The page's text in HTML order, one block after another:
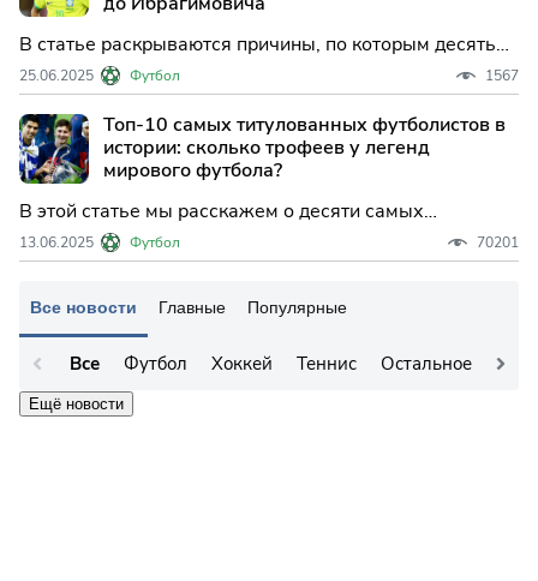
Все новости Главные Популярные
Все Футбол Хоккей Теннис Остальное
Ещё новости
В статье раскрываются причины, по которым десять
звезд мирового футбола, несмотря на успехи в
клубах, так и не смогли добиться больших побед на
международной арене за свои сборные.
25.06.2025 Футбол 1567
Топ-10 самых титулованных футболистов в
истории: сколько трофеев у легенд
мирового футбола?
В этой статье мы расскажем о десяти самых
титулованных футболистах в истории, опираясь на
общее количество завоёванных трофеев за карьеру.
13.06.2025 Футбол 70201